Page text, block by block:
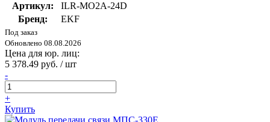
Артикул:
ILR-MO2A-24D
Бренд:
EKF
Под заказ
Обновлено 08.08.2026
Цена для юр. лиц:
5 378.49 руб. / шт
-
+
Купить